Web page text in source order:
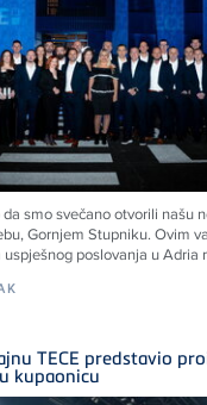
smo svečano otvorili našu
Gornjem Stupniku. Ovim
poslovanja u Adria
TECE predstavio
kupaonicu